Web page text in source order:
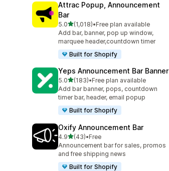
Attrac Popup, Announcement
Bar
5.0滿分 5 顆星
(1,018)
共有 1018 則評價
•Free plan available
Add bar, banner, pop up window,
marquee header,countdown timer
Built for Shopify
Yeps Announcement Bar Banner
5.0滿分 5 顆星
(183)
共有 183 則評價
•Free plan available
Add bar banner, pops, countdown
timer bar, header, email popup
Built for Shopify
Oxify Announcement Bar
4.9滿分 5 顆星
(43)
共有 43 則評價
•Free
Announcement bar for sales, promos
and free shipping news
Built for Shopify